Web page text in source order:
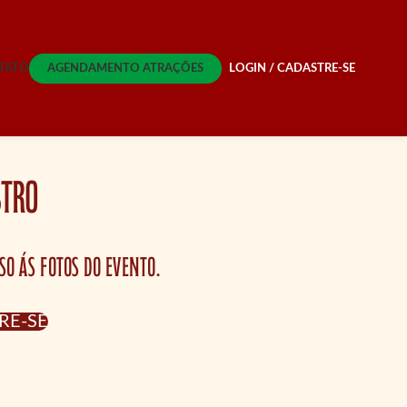
AGENDAMENTO ATRAÇÕES LOGIN / CADASTRE-SE
ás fotos do evento.
SE